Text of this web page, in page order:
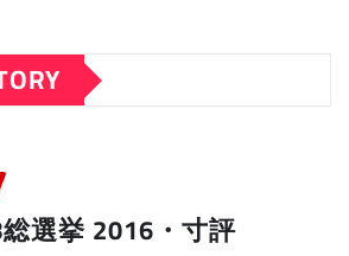
選挙 2016・寸評